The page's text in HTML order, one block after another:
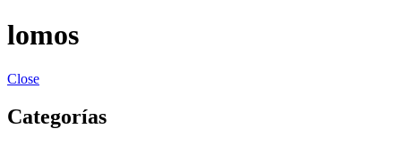
lomos
Close
Categorías